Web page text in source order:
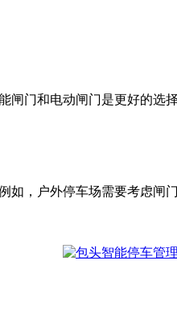
门和电动闸门是更好的选择
户外停车场需要考虑闸